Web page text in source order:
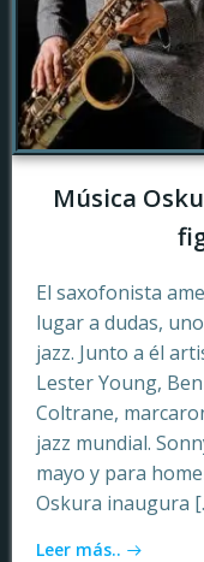
Música
El saxofonista
lugar a dudas,
jazz. Junto a él
Lester Young,
Coltrane,
jazz mundial.
mayo y para
Oskura inaugura
Leer más..